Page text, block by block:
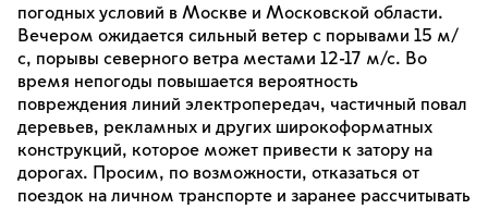
погодных условий в Москве и Московской области.
Вечером ожидается сильный ветер с порывами 15 м/
с, порывы северного ветра местами 12-17 м/с. Во
время непогоды повышается вероятность
повреждения линий электропередач, частичный повал
деревьев, рекламных и других широкоформатных
конструкций, которое может привести к затору на
дорогах. Просим, по возможности, отказаться от
поездок на личном транспорте и заранее рассчитывать